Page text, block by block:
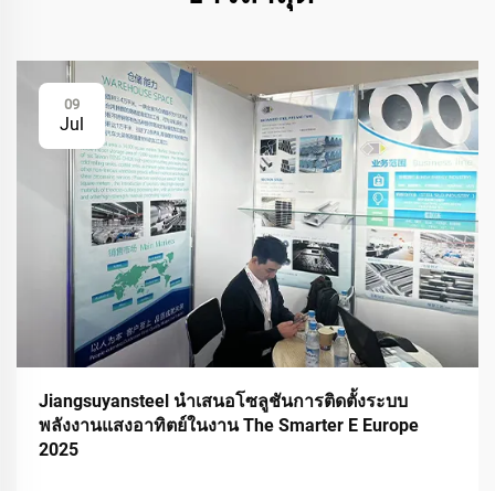
09
Jul
Jiangsuyansteel นำเสนอโซลูชันการติดตั้งระบบ
พลังงานแสงอาทิตย์ในงาน The Smarter E Europe
2025